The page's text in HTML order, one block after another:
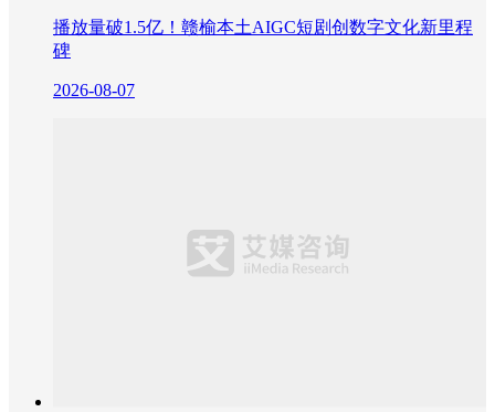
播放量破1.5亿！赣榆本土AIGC短剧创数字文化新里程
碑
2026-08-07